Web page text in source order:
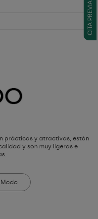
CITA PREVIA
prácticas y atractivas, están
y son muy ligeras e